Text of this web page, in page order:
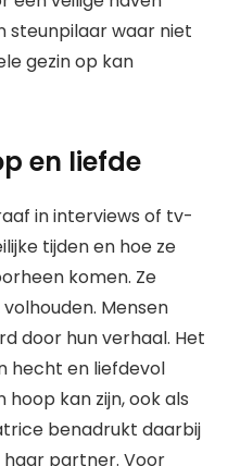
steunpilaar waar niet
gezin op kan
en liefde
in interviews of tv-
tijden en hoe ze
komen. Ze
Mensen
door hun verhaal. Het
hecht en liefdevol
kan zijn, ook als
benadrukt daarbij
partner. Voor